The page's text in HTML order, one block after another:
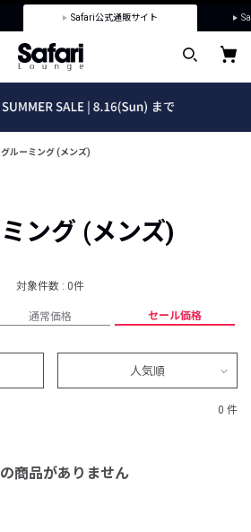
Safari公式通販サイト
グルーミング (メンズ)
ング (メンズ)
対象件数 : 0件
通常価格 セール価格
人気順
0 件
商品がありません